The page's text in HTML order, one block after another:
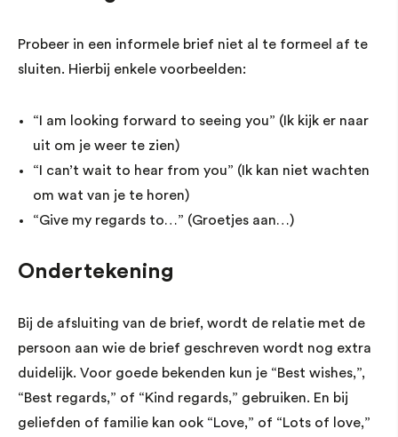
Probeer in een informele brief niet al te formeel af te
sluiten. Hierbij enkele voorbeelden:
“I am looking forward to seeing you” (Ik kijk er naar
uit om je weer te zien)
“I can’t wait to hear from you” (Ik kan niet wachten
om wat van je te horen)
“Give my regards to…” (Groetjes aan…)
Ondertekening
Bij de afsluiting van de brief, wordt de relatie met de
persoon aan wie de brief geschreven wordt nog extra
duidelijk. Voor goede bekenden kun je “Best wishes,”,
“Best regards,” of “Kind regards,” gebruiken. En bij
geliefden of familie kan ook “Love,” of “Lots of love,”